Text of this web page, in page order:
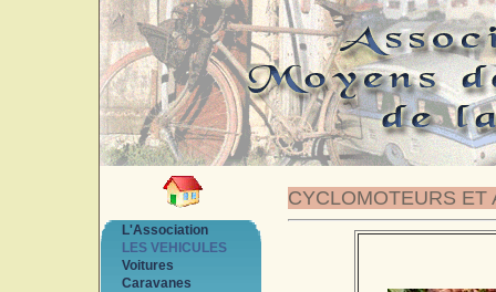
CYCLOMOTEURS ET
L'Association
LES VEHICULES
Voitures
Caravanes